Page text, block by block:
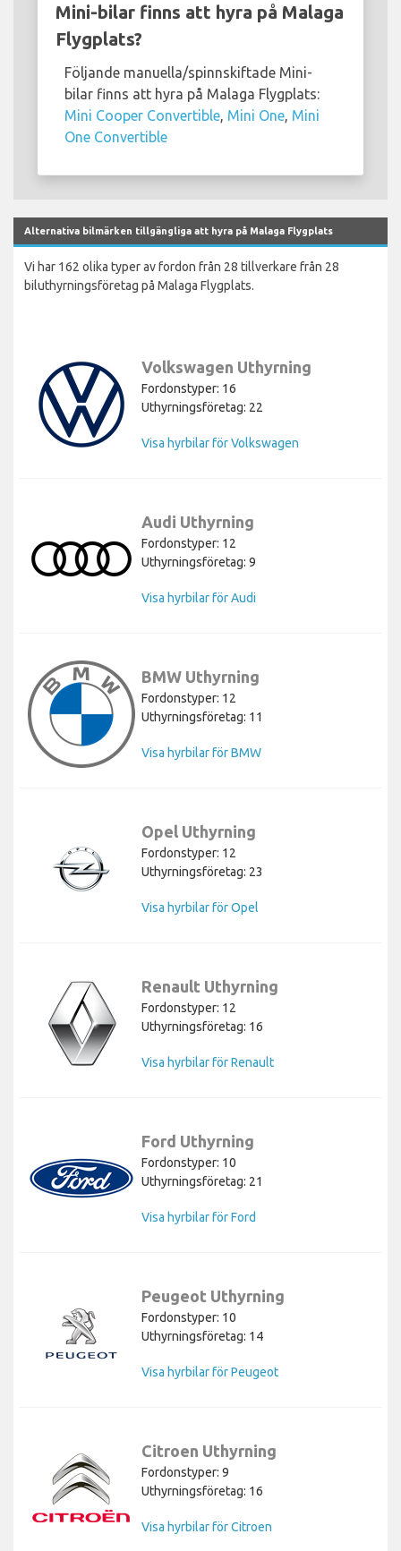
Mini-bilar finns att hyra på Malaga
Flygplats?
Följande manuella/spinnskiftade Mini-
bilar finns att hyra på Malaga Flygplats:
Mini Cooper Convertible Mini One Mini
One Convertible
Alternativa bilmärken tillgängliga att hyra på Malaga Flygplats
Vi har 162 olika typer av fordon från 28 tillverkare från 28
biluthyrningsföretag på Malaga Flygplats.
Volkswagen Uthyrning
Fordonstyper: 16
Uthyrningsföretag: 22
Visa hyrbilar för Volkswagen
Audi Uthyrning
Fordonstyper: 12
Uthyrningsföretag: 9
Visa hyrbilar för Audi
BMW Uthyrning
Fordonstyper: 12
Uthyrningsföretag: 11
Visa hyrbilar för BMW
Opel Uthyrning
Fordonstyper: 12
Uthyrningsföretag: 23
Visa hyrbilar för Opel
Renault Uthyrning
Fordonstyper: 12
Uthyrningsföretag: 16
Visa hyrbilar för Renault
Ford Uthyrning
Fordonstyper: 10
Uthyrningsföretag: 21
Visa hyrbilar för Ford
Peugeot Uthyrning
Fordonstyper: 10
Uthyrningsföretag: 14
Visa hyrbilar för Peugeot
Citroen Uthyrning
Fordonstyper: 9
Uthyrningsföretag: 16
Visa hyrbilar för Citroen